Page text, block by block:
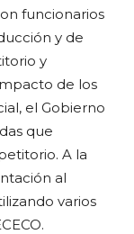
funcionarios
y de
y
de los
el Gobierno
que
A la
al
varios